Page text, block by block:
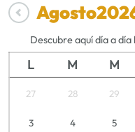
Agosto
Descubre aquí día a
L M M
27 28 29
3 4 5